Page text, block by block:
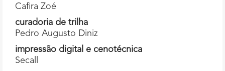
Cafira Zoé
curadoria de trilha
Pedro Augusto Diniz
impressão digital e cenotécnica
Secall